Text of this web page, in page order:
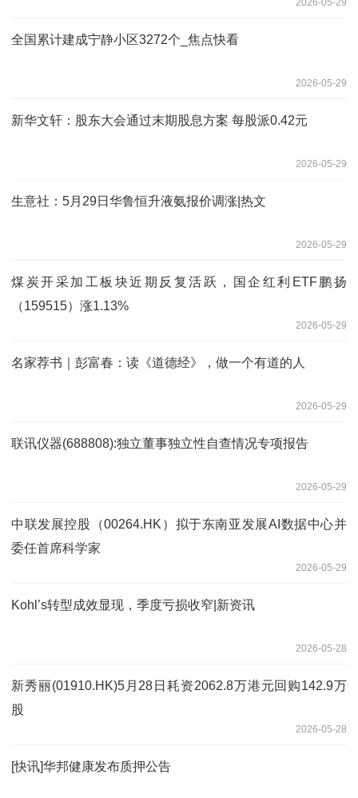
全国累计建成宁静小区3272个_焦点快看
2026-05-29
新华文轩：股东大会通过末期股息方案 每股派0.42元
2026-05-29
生意社：5月29日华鲁恒升液氨报价调涨|热文
2026-05-29
煤炭开采加工板块近期反复活跃，国企红利ETF鹏扬
（159515）涨1.13%
2026-05-29
名家荐书｜彭富春：读《道德经》，做一个有道的人
2026-05-29
联讯仪器(688808):独立董事独立性自查情况专项报告
2026-05-29
中联发展控股（00264.HK）拟于东南亚发展AI数据中心并
委任首席科学家
2026-05-29
Kohl’s转型成效显现，季度亏损收窄|新资讯
2026-05-28
新秀丽(01910.HK)5月28日耗资2062.8万港元回购142.9万
股
2026-05-28
[快讯]华邦健康发布质押公告